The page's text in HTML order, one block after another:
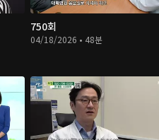
750회
04/18/2026 • 48분